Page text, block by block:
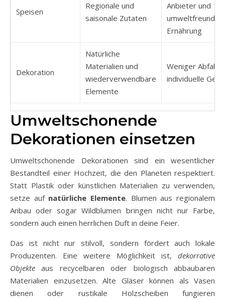
Speisen
Regionale und
saisonale Zutaten
Anbieter und
Ernährung
Dekoration
Natürliche
Materialien und
wiederverwendbare
Elemente
Weniger Abfall
individuelle
Umweltschonende
Dekorationen einsetzen
Umweltschonende Dekorationen sind ein wesentlicher
Bestandteil einer Hochzeit, die den Planeten respektiert.
Statt Plastik oder künstlichen Materialien zu verwenden,
setze auf natürliche Elemente. Blumen aus regionalem
Anbau oder sogar Wildblumen bringen nicht nur Farbe,
sondern auch einen herrlichen Duft in deine Feier.
Das ist nicht nur stilvoll, sondern fördert auch lokale
Produzenten. Eine weitere Möglichkeit ist, dekorrative
Objekte aus recycelbaren oder biologisch abbaubaren
Materialien einzusetzen. Alte Gläser können als Vasen
dienen oder rustikale Holzscheiben fungieren